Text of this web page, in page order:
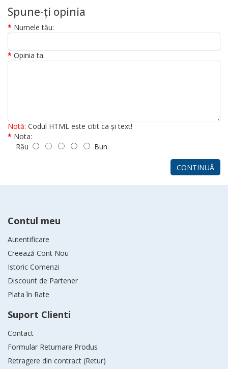
Spune-ţi opinia
Numele tău:
Opinia ta:
Notă: Codul HTML este citit ca şi text!
Nota:
Rău
Bun
CONTINUĂ
Contul meu
Autentificare
Creează Cont Nou
Istoric Comenzi
Discount de Partener
Plata în Rate
Suport Clienti
Contact
Formular Returnare Produs
Retragere din contract (Retur)